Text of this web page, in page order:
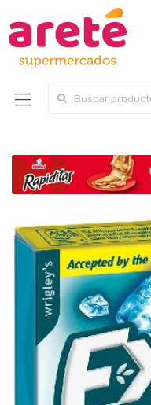
Search for: